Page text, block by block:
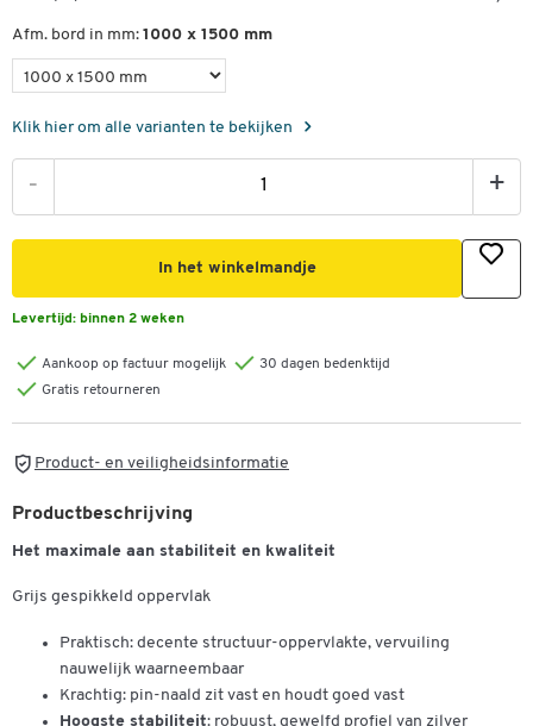
Afm. bord in mm: 1000 x 1500 mm
Klik hier om alle varianten te bekijken
- +
In het winkelmandje
Levertijd: binnen 2 weken
Aankoop op factuur mogelijk
30 dagen bedenktijd
Gratis retourneren
Product- en veiligheidsinformatie
Productbeschrijving
Het maximale aan stabiliteit en kwaliteit
Grijs gespikkeld oppervlak
Praktisch: decente structuur-oppervlakte, vervuiling
nauwelijk waarneembaar
Krachtig: pin-naald zit vast en houdt goed vast
Hoogste stabiliteit: robuust, gewelfd profiel van zilver